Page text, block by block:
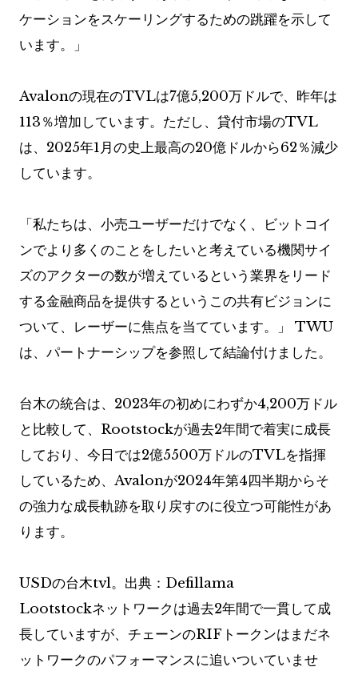
ケーションをスケーリングするための跳躍を示して
います。」
Avalonの現在のTVLは7億5,200万ドルで、昨年は
113％増加しています。ただし、貸付市場のTVL
は、2025年1月の史上最高の20億ドルから62％減少
しています。
「私たちは、小売ユーザーだけでなく、ビットコイ
ンでより多くのことをしたいと考えている機関サイ
ズのアクターの数が増えているという業界をリード
する金融商品を提供するというこの共有ビジョンに
ついて、レーザーに焦点を当てています。」 TWU
は、パートナーシップを参照して結論付けました。
台木の統合は、2023年の初めにわずか4,200万ドル
と比較して、Rootstockが過去2年間で着実に成長
しており、今日では2億5500万ドルのTVLを指揮
しているため、Avalonが2024年第4四半期からそ
の強力な成長軌跡を取り戻すのに役立つ可能性があ
ります。
USDの台木tvl。出典：Defillama
Lootstockネットワークは過去2年間で一貫して成
長していますが、チェーンのRIFトークンはまだネ
ットワークのパフォーマンスに追いついていませ